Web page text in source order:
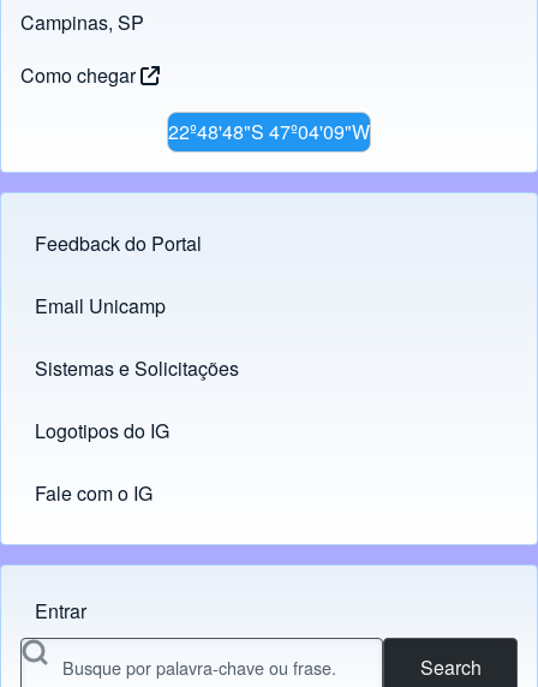
Campinas, SP
Como chegar
22º48'48"S 47º04'09"W
Footer menu
Feedback do Portal
Links
Email Unicamp
(opens in new tab)
Sistemas e Solicitações
(opens in new tab)
Logotipos do IG
(opens in new tab)
Fale com o IG
Menu do usuário
Entrar
Search